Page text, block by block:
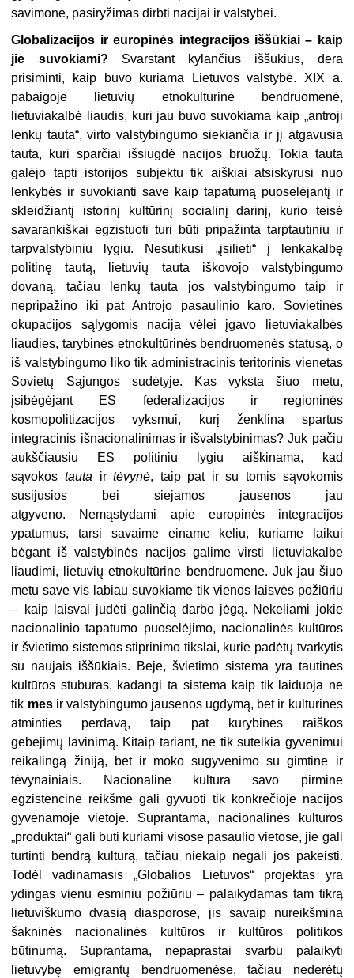
savimonė, pasiryžimas dirbti nacijai ir valstybei.
Globalizacijos ir europinės integracijos iššūkiai – kaip
jie suvokiami? Svarstant kylančius iššūkius, dera
prisiminti, kaip buvo kuriama Lietuvos valstybė. XIX a.
pabaigoje lietuvių etnokultūrinė bendruomenė,
lietuviakalbė liaudis, kuri jau buvo suvokiama kaip „antroji
lenkų tauta“, virto valstybingumo siekiančia ir jį atgavusia
tauta, kuri sparčiai išsiugdė nacijos bruožų. Tokia tauta
galėjo tapti istorijos subjektu tik aiškiai atsiskyrusi nuo
lenkybės ir suvokianti save kaip tapatumą puoselėjantį ir
skleidžiantį istorinį kultūrinį socialinį darinį, kurio teisė
savarankiškai egzistuoti turi būti pripažinta tarptautiniu ir
tarpvalstybiniu lygiu. Nesutikusi „įsilieti“ į lenkakalbę
politinę tautą, lietuvių tauta iškovojo valstybingumo
dovaną, tačiau lenkų tauta jos valstybingumo taip ir
nepripažino iki pat Antrojo pasaulinio karo. Sovietinės
okupacijos sąlygomis nacija vėlei įgavo lietuviakalbės
liaudies, tarybinės etnokultūrinės bendruomenės statusą, o
iš valstybingumo liko tik administracinis teritorinis vienetas
Sovietų Sąjungos sudėtyje. Kas vyksta šiuo metu,
įsibėgėjant ES federalizacijos ir regioninės
kosmopolitizacijos vyksmui, kurį ženklina spartus
integracinis išnacionalinimas ir išvalstybinimas? Juk pačiu
aukščiausiu ES politiniu lygiu aiškinama, kad
sąvokostauta irtėvynė, taip pat ir su tomis sąvokomis
susijusios bei siejamos jausenos jau
atgyveno. Nemąstydami apie europinės integracijos
ypatumus, tarsi savaime einame keliu, kuriame laikui
bėgant iš valstybinės nacijos galime virsti lietuviakalbe
liaudimi, lietuvių etnokultūrine bendruomene. Juk jau šiuo
metu save vis labiau suvokiame tik vienos laisvės požiūriu
– kaip laisvai judėti galinčią darbo jėgą. Nekeliami jokie
nacionalinio tapatumo puoselėjimo, nacionalinės kultūros
ir švietimo sistemos stiprinimo tikslai, kurie padėtų tvarkytis
su naujais iššūkiais. Beje, švietimo sistema yra tautinės
kultūros stuburas, kadangi ta sistema kaip tik laiduoja ne
tik mes ir valstybingumo jausenos ugdymą, bet ir kultūrinės
atminties perdavą, taip pat kūrybinės raiškos
gebėjimų lavinimą. Kitaip tariant, ne tik suteikia gyvenimui
reikalingą žiniją, bet ir moko sugyvenimo su gimtine ir
tėvynainiais. Nacionalinė kultūra savo pirmine
egzistencine reikšme gali gyvuoti tik konkrečioje nacijos
gyvenamoje vietoje. Suprantama, nacionalinės kultūros
„produktai“ gali būti kuriami visose pasaulio vietose, jie gali
turtinti bendrą kultūrą, tačiau niekaip negali jos pakeisti.
Todėl vadinamasis „Globalios Lietuvos“ projektas yra
ydingas vienu esminiu požiūriu – palaikydamas tam tikrą
lietuviškumo dvasią diasporose, jis savaip nureikšmina
šakninės nacionalinės kultūros ir kultūros politikos
būtinumą. Suprantama, nepaprastai svarbu palaikyti
lietuvybę emigrantų bendruomenėse, tačiau nederėtų